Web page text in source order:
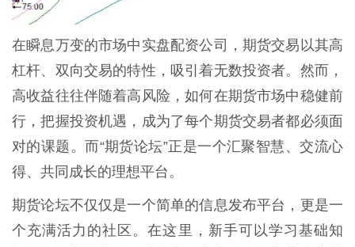
在瞬息万变的市场中实盘配资公司，期货交易以其高
杠杆、双向交易的特性，吸引着无数投资者。然而，
高收益往往伴随着高风险，如何在期货市场中稳健前
行，把握投资机遇，成为了每个期货交易者都必须面
对的课题。而“期货论坛”正是一个汇聚智慧、交流心
得、共同成长的理想平台。
期货论坛不仅仅是一个简单的信息发布平台，更是一
个充满活力的社区。在这里，新手可以学习基础知